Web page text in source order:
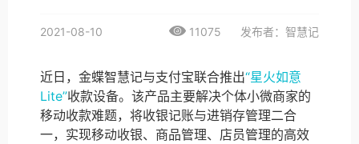
2021-08-10 11075 发布者：智慧记
近日，金蝶智慧记与支付宝联合推出“星火如意
Lite”收款设备。该产品主要解决个体小微商家的
移动收款难题，将收银记账与进销存管理二合
一，实现移动收银、商品管理、店员管理的高效